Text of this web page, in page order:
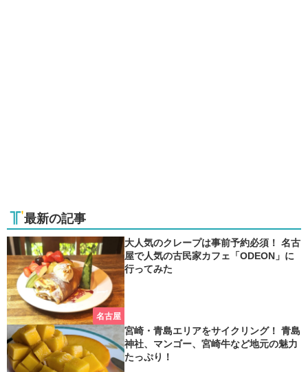
最新の記事
名古屋
大人気のクレープは事前予約必須！ 名古
屋で人気の古民家カフェ「ODEON」に
行ってみた
宮崎・青島エリアをサイクリング！ 青島
神社、マンゴー、宮崎牛など地元の魅力
たっぷり！